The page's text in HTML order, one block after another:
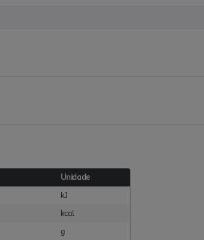
Unidade
kJ
kcal
g